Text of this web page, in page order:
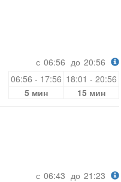
с 06:56 до 20:56
06:56 - 17:56 18:01 - 20:56
5 мин
15 мин
с 06:43 до 21:23